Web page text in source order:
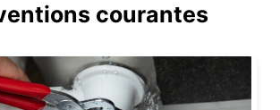
courantes